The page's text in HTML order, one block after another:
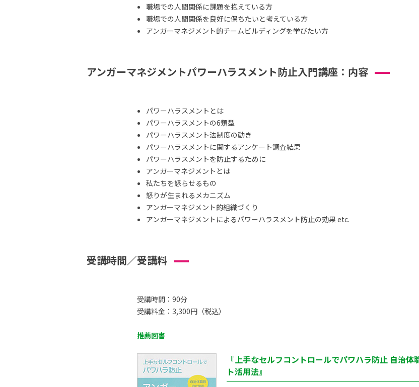
職場での人間関係に課題を抱えている方
職場での人間関係を良好に保ちたいと考えている方
アンガーマネジメント的チームビルディングを学びたい方
アンガーマネジメントパワーハラスメント防止入門講座：内容
パワーハラスメントとは
パワーハラスメントの6類型
パワーハラスメント法制度の動き
パワーハラスメントに関するアンケート調査結果
パワーハラスメントを防止するために
アンガーマネジメントとは
私たちを怒らせるもの
怒りが生まれるメカニズム
アンガーマネジメント的組織づくり
アンガーマネジメントによるパワーハラスメント防止の効果 etc.
受講時間／受講料
受講時間：90分
受講料金：3,300円（税込）
推薦図書
『上手なセルフコントロールでパワハラ防止 自治
ト活用法』